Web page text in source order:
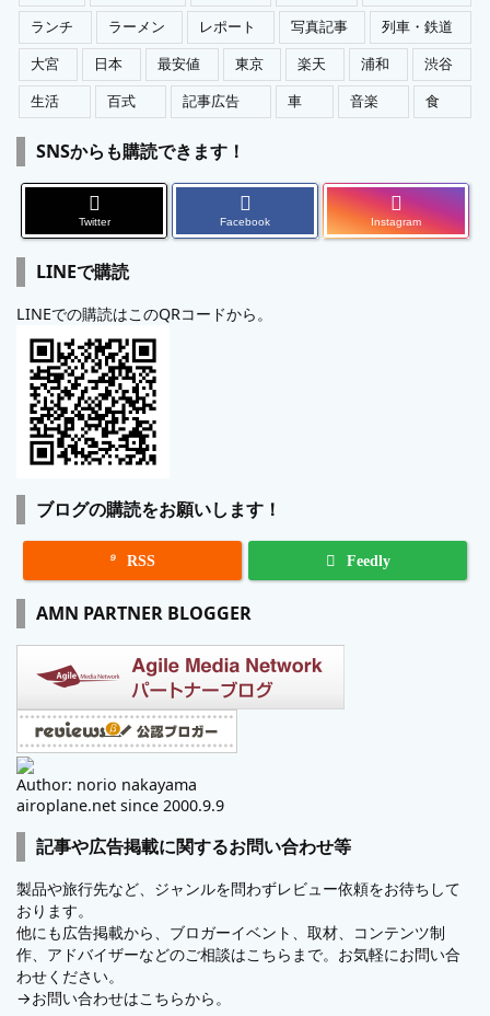
ランチ
ラーメン レポート 写真記事
列車・鉄道
大宮
日本 最安値 東京 楽天 浦和
渋谷
生活
百式 記事広告 車 音楽 食
SNSからも購読できます！
Twitter Facebook Instagram
LINEで購読
LINEでの購読はこのQRコードから。
ブログの購読をお願いします！
 RSS Feedly
AMN PARTNER BLOGGER
Author: norio nakayama
airoplane.net since 2000.9.9
記事や広告掲載に関するお問い合わせ等
製品や旅行先など、ジャンルを問わずレビュー依頼をお待ちして
おります。
他にも広告掲載から、ブロガーイベント、取材、コンテンツ制
作、アドバイザーなどのご相談はこちらまで。お気軽にお問い合
わせください。
→お問い合わせはこちらから。